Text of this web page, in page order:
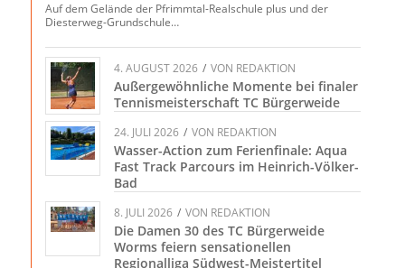
Auf dem Gelände der Pfrimmtal-Realschule plus und der
Diesterweg-Grundschule…
4. AUGUST 2026 / VON REDAKTION
Außergewöhnliche Momente bei finaler
Tennismeisterschaft TC Bürgerweide
24. JULI 2026 / VON REDAKTION
Wasser-Action zum Ferienfinale: Aqua
Fast Track Parcours im Heinrich-Völker-
Bad
8. JULI 2026 / VON REDAKTION
Die Damen 30 des TC Bürgerweide
Worms feiern sensationellen
Regionalliga Südwest-Meistertitel